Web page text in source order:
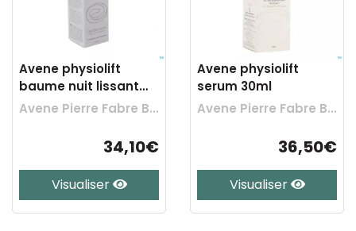
Avene physiolift
baume nuit lissant
regener. 30ml
Avene Pierre Fabre Benelux
34,10€
Visualiser
Avene physiolift
serum 30ml
Avene Pierre Fabre Benelux
36,50€
Visualiser